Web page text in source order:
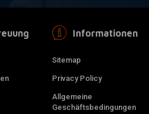
Informationen
Sitemap
Privacy Policy
Allgemeine
Geschäftsbedingungen